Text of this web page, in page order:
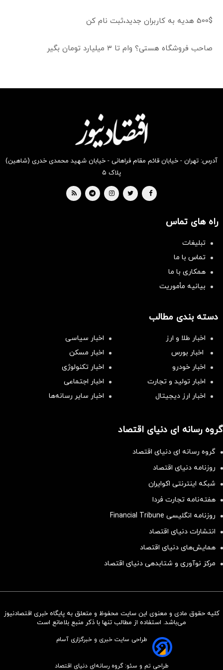
سرمایه‌گذاری همسنگ با شاخص
500$ هدیه به کاربران جدید،ثبت نام کن
صاحب فروشگاه هستی؟ وام تا ۳ میلیارد تومان بگیر
آدرس: تهران - خیابان قائم مقام فراهانی - خیابان شهید محمدی خدری (شاهین)
پلاک ۵
راه های تماس
تبلیغات
تماس با ما
همکاری با ما
بیانیه مأموریت
دسته بندی مطالب
اخبار طلا و ارز
اخبار سیاسی
اخبار بورس
اخبار مسکن
اخبار خودرو
اخبار تکنولوژی
اخبار تولید و تجارت
اخبار اجتماعی
اخبار ارز دیجیتال
اخبار سایر رسانه‌‌ها
گروه رسانه ای دنیای اقتصاد
گروه رسانه ای دنیای اقتصاد
روزنامه دنیای اقتصاد
شبکه اینترنتی اکوایران
هفته‌نامه تجارت فردا
روزنامه انگلیسی Financial Tribune
انتشارات دنیای اقتصاد
همایش‌های دنیای اقتصاد
مرکز نوآوری و شتابدهی دنیای اقتصاد
کلیه حقوق مادی و معنوی این سایت محفوظ و متعلق به پایگاه خبری اقتصادنیوز
می‌باشد. استفاده از مطالب تنها با ذکر منبع بلامانع است
طراحی سایت خبری و خبرگزاری آسام
طراحی تم و سئو: گروه رسانه‌ای دنیای اقتصاد